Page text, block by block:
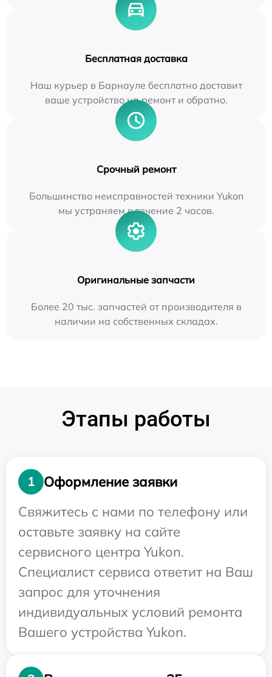
Бесплатная доставка
Наш курьер в Барнауле бесплатно доставит
ваше устройство на ремонт и обратно.
Срочный ремонт
Большинство неисправностей техники Yukon
мы устраняем в течение 2 часов.
Оригинальные запчасти
Более 20 тыс. запчастей от производителя в
наличии на собственных складах.
Этапы работы
1
Оформление заявки
Свяжитесь с нами по телефону или
оставьте заявку на сайте
сервисного центра Yukon.
Специалист сервиса ответит на Ваш
запрос для уточнения
индивидуальных условий ремонта
Вашего устройства Yukon.